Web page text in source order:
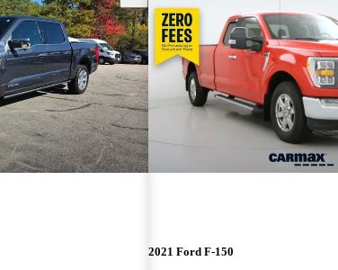
2021 Ford F-150